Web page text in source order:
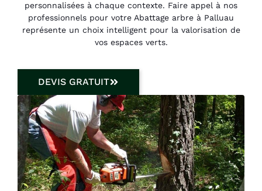
personnalisées à chaque contexte. Faire appel à nos
professionnels pour votre Abattage arbre à Palluau
représente un choix intelligent pour la valorisation de
vos espaces verts.
DEVIS GRATUIT